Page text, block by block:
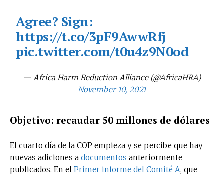
Agree? Sign:
https://t.co/3pF9AwwRfj
pic.twitter.com/t0u4z9N0od
— Africa Harm Reduction Alliance (@AfricaHRA)
November 10, 2021
Objetivo: recaudar 50 millones de dólares
El cuarto día de la COP empieza y se percibe que hay
nuevas adiciones a documentos anteriormente
publicados. En el Primer informe del Comité A, que